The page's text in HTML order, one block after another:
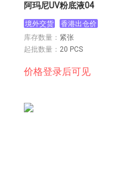
阿玛尼UV粉底液04
境外交货
香港出仓价
库存数量： 紧张
起批数量： 20 PCS
价格登录后可见